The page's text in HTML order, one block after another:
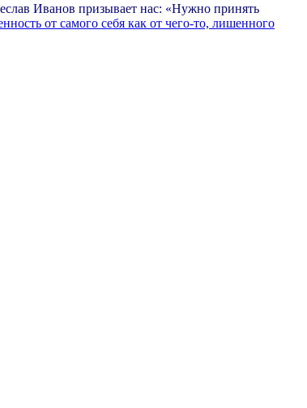
Иванов призывает нас: «Нужно принять
от самого себя как от чего-то, лишенного